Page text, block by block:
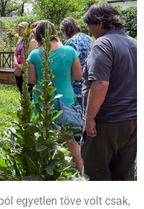
egyetlen töve volt csak,